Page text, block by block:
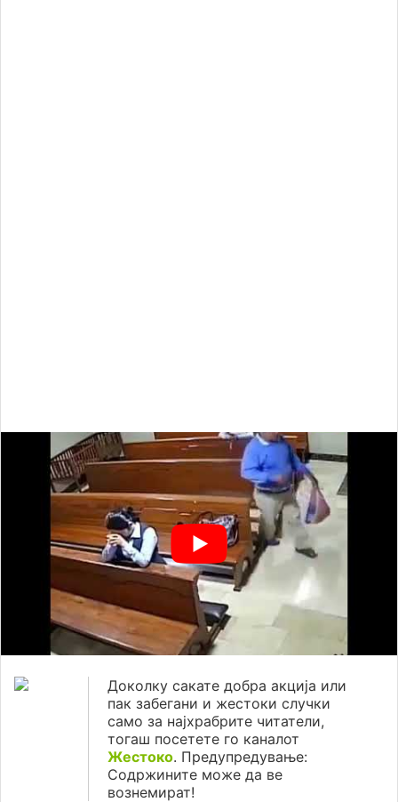
Доколку сакате добра акција или
пак забегани и жестоки случки
само за најхрабрите читатели,
тогаш посетете го каналот
Жестоко. Предупредување:
Содржините може да ве
вознемират!